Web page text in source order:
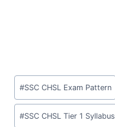
Post
Tags:
#SSC CHSL Exam Pattern
#SSC CHSL Tier 1 Syllabus